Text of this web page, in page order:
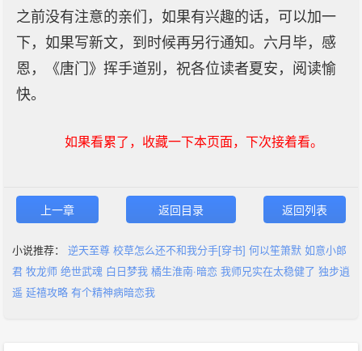
之前没有注意的亲们，如果有兴趣的话，可以加一
下，如果写新文，到时候再另行通知。六月毕，感
恩，《唐门》挥手道别，祝各位读者夏安，阅读愉
快。
如果看累了，收藏一下本页面，下次接着看。
上一章 返回目录 返回列表
小说推荐： 逆天至尊 校草怎么还不和我分手[穿书] 何以笙箫默 如意小郎
君 牧龙师 绝世武魂 白日梦我 橘生淮南·暗恋 我师兄实在太稳健了 独步逍
遥 延禧攻略 有个精神病暗恋我